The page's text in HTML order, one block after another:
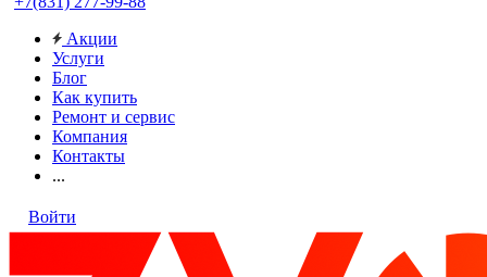
Акции
Услуги
Блог
Как купить
Ремонт и сервис
Компания
Контакты
...
Войти